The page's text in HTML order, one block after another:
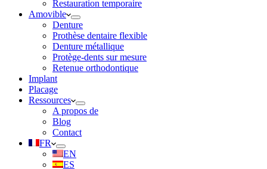
Restauration temporaire
Amovible
Denture
Prothèse dentaire flexible
Denture métallique
Protège-dents sur mesure
Retenue orthodontique
Implant
Placage
Ressources
A propos de
Blog
Contact
FR
EN
ES